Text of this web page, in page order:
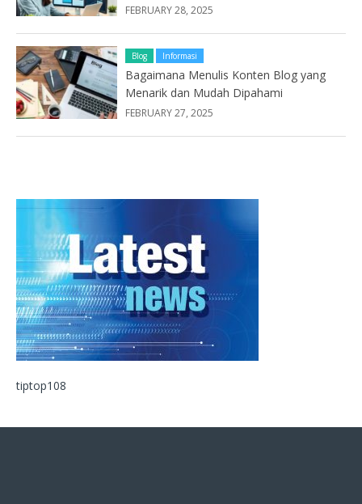
FEBRUARY 28, 2025
Blog Informasi
Bagaimana Menulis Konten Blog yang
Menarik dan Mudah Dipahami
FEBRUARY 27, 2025
tiptop108